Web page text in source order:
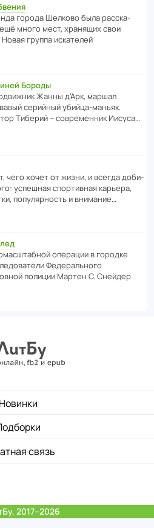
города Шелково была расска­
много мест, хранящих свои
группа иска­телей
Бороды
Жанны д’Арк, маршал
серийный убийца-маньяк.
Тиберий – совре­менник Иисуса…
чего хочет от жизни, и всегда доби­
успе­шная спор­ти­вная карьера,
попу­ля­р­ность и внимание…
операции в городке
Феде­раль­ного
полиции Мартен С. Снейдер
Новинки
связь
2017–2026